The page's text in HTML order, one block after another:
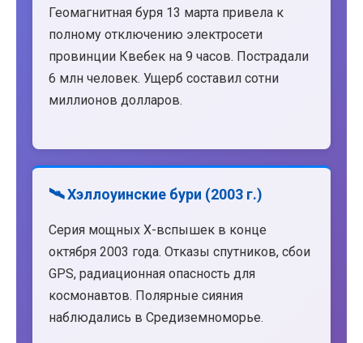
Геомагнитная буря 13 марта привела к
полному отключению электросети
провинции Квебек на 9 часов. Пострадали
6 млн человек. Ущерб составил сотни
миллионов долларов.
🛰️ Хэллоуинские бури (2003 г.)
Серия мощных X-вспышек в конце
октября 2003 года. Отказы спутников, сбои
GPS, радиационная опасность для
космонавтов. Полярные сияния
наблюдались в Средиземноморье.